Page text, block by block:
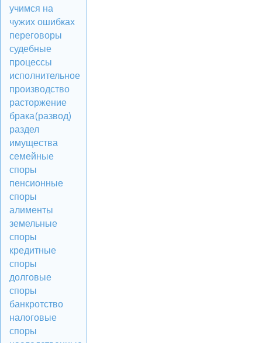
учимся на
чужих ошибках
переговоры
судебные
процессы
исполнительное
производство
расторжение
брака(развод)
раздел
имущества
семейные
споры
пенсионные
споры
алименты
земельные
споры
кредитные
споры
долговые
споры
банкротство
налоговые
споры